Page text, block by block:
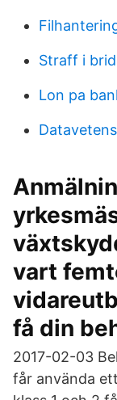
Straff i
Lon pa
vart
få din
2017-02-03
får använda